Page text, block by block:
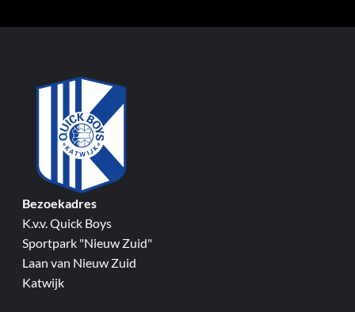
Bezoekadres
K.v.v. Quick Boys
Sportpark "Nieuw Zuid"
Laan van Nieuw Zuid
Katwijk